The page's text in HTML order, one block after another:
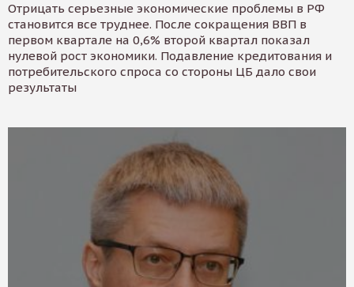
Отрицать серьезные экономические проблемы в РФ
становится все труднее. После сокращения ВВП в
первом квартале на 0,6% второй квартал показал
нулевой рост экономики. Подавление кредитования и
потребительского спроса со стороны ЦБ дало свои
результаты